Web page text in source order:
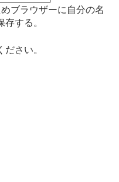
ブラウザーに自分の名
する。
さい。